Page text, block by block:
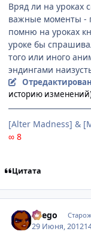
Вряд ли на уроках
важные моменты -
помню на уроках
уроке бы
того или иного
эндингами
историю
[Alter Madness] &
∞ 8
Цитата
Soego
29 Июня, 2012